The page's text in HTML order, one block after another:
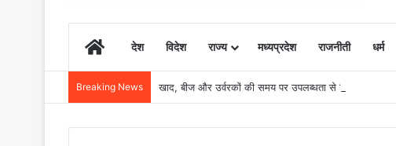
Homeदेश विदेश राज्य मध्यप्रदेश राजनीती धर्म
Breaking News खाद, बीज और उर्वरकों की समय पर उपलब्धता से किसानों में